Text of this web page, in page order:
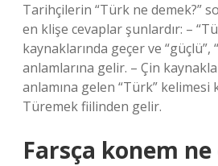
Tarihçilerin “Türk ne demek?”
en klişe cevaplar şunlardır: –
kaynaklarında geçer ve “güçlü”,
anlamlarına gelir. – Çin
anlamına gelen “Türk” kelimesi
Türemek fiilinden gelir.
Farsça konem